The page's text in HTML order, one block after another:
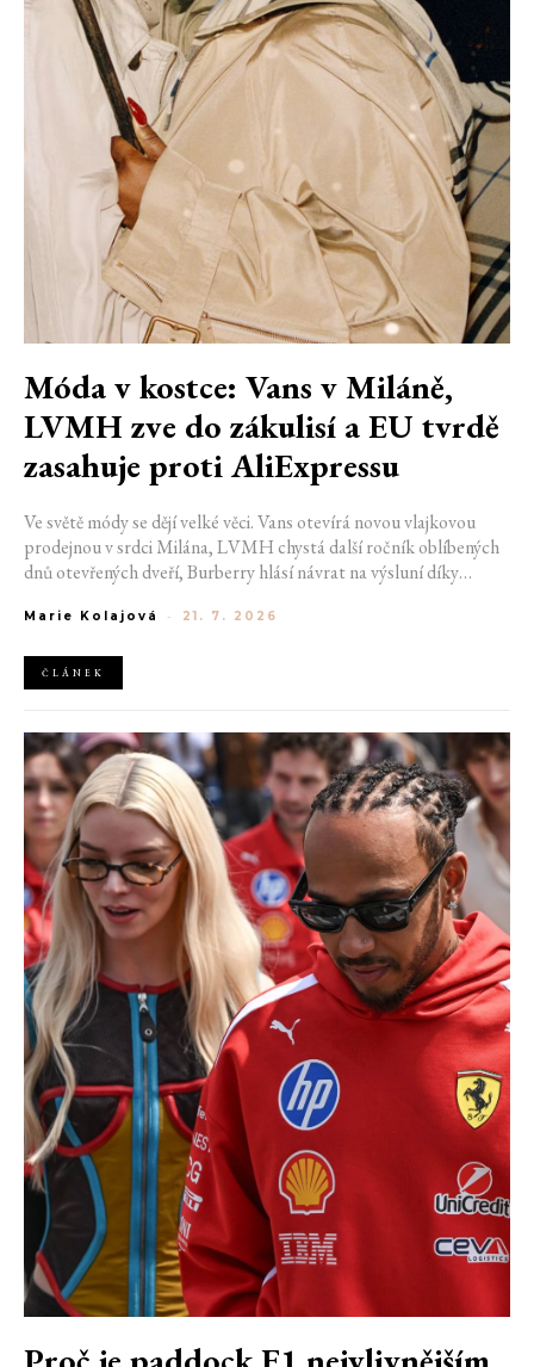
Móda v kostce: Vans v Miláně,
LVMH zve do zákulisí a EU tvrdě
zasahuje proti AliExpressu
Ve světě módy se dějí velké věci. Vans otevírá novou vlajkovou
prodejnou v srdci Milána, LVMH chystá další ročník oblíbených
dnů otevřených dveří, Burberry hlásí návrat na výsluní díky
AliExpress.
Marie Kolajová - 21. 7. 2026
ČLÁNEK